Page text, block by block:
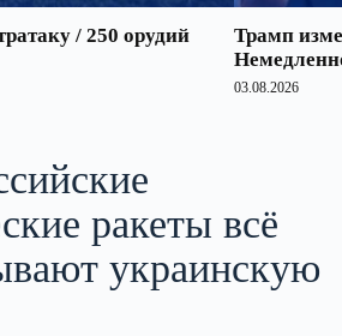
/ 250 орудий
Трамп
03.08.2026
ракеты всё
украинскую